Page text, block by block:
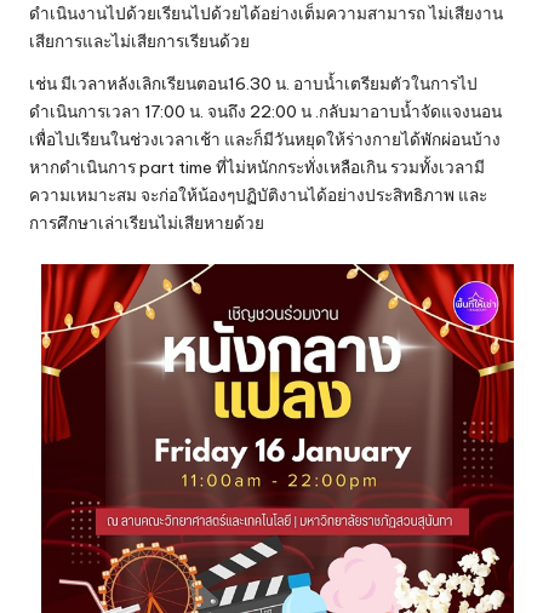
ดำเนินงานไปด้วยเรียนไปด้วยได้อย่างเต็มความสามารถ ไม่เสียงาน
เสียการและไม่เสียการเรียนด้วย
เช่น มีเวลาหลังเลิกเรียนตอน16.30 น. อาบน้ำเตรียมตัวในการไป
ดำเนินการเวลา 17:00 น. จนถึง 22:00 น .กลับมาอาบน้ำจัดแจงนอน
เพื่อไปเรียนในช่วงเวลาเช้า และก็มีวันหยุดให้ร่างกายได้พักผ่อนบ้าง
หากดำเนินการ part time ที่ไม่หนักกระทั่งเหลือเกิน รวมทั้งเวลามี
ความเหมาะสม จะก่อให้น้องๆปฏิบัติงานได้อย่างประสิทธิภาพ และ
การศึกษาเล่าเรียนไม่เสียหายด้วย